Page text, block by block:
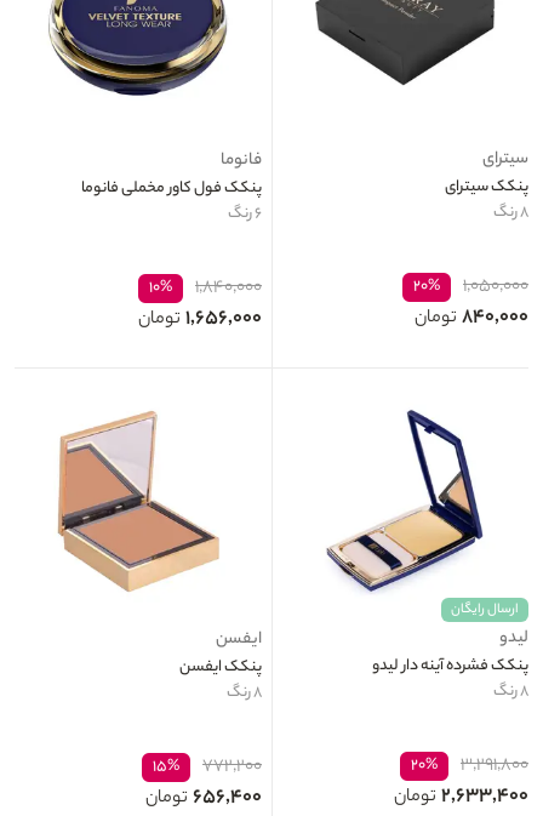
سیترای
پنکک سیترای
۸ رنگ
۱,۰۵۰,۰۰۰ ۲۰%
۸۴۰,۰۰۰ تومان
فانوما
پنکک فول کاور مخملی فانوما
۶ رنگ
۱,۸۴۰,۰۰۰ ۱۰%
۱,۶۵۶,۰۰۰ تومان
ارسال رایگان
لیدو
پنکک فشرده آینه دار لیدو
۸ رنگ
۳,۲۹۱,۸۰۰ ۲۰%
۲,۶۳۳,۴۰۰ تومان
ایفسن
پنکک ایفسن
۸ رنگ
۷۷۲,۲۰۰ ۱۵%
۶۵۶,۴۰۰ تومان